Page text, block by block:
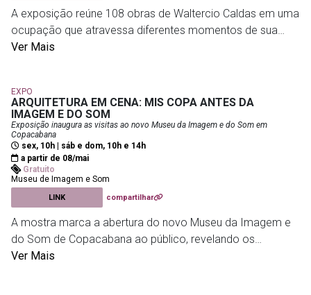
A exposição reúne 108 obras de Waltercio Caldas em uma
ocupação que atravessa diferentes momentos de sua
trajetória, sem seguir uma ordem cronológica. Em vez
percepções. A mostra convida o público a refletir sobre o
tempo como uma experiência fluida, em um percurso que
valoriza a contemplação e a construção de sentidos.
Inteira: R$10
Meia Entrada: R$5
Ingresso Família: R$10
Quarta-feira é gratuito para todos os públicos
Instituto Casa Roberto Marinho
Ver Mais
EXPO
ARQUITETURA EM CENA: MIS COPA ANTES DA
IMAGEM E DO SOM
Exposição inaugura as visitas ao novo Museu da Imagem e do Som em
Copacabana
sex, 10h | sáb e dom, 10h e 14h
a partir de 08/mai
Gratuito
Museu de Imagem e Som
LINK compartilhar
A mostra marca a abertura do novo Museu da Imagem e
do Som de Copacabana ao público, revelando os
bastidores da criação do espaço — do projeto
Ver Mais